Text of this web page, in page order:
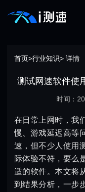
首页>行业知识> 详情
测试网速软件使
时间：
在日常上网时，我
慢、游戏延迟高等
速，但不少人使用
际体验不符，要么
适的软件。本文将
到结果分析，一步